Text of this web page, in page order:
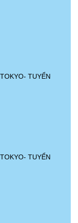
TUYỂN
TUYỂN